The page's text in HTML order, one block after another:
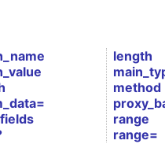
length
method
range
range=